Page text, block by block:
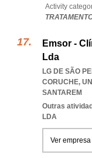
Activity
Emsor -
Lda
LG DE SÃO
CORUCHE,
SANTAREM
Outras
LDA
Ver empresa